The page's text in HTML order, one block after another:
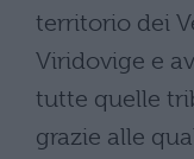
territorio dei
Viridovige e
tutte quelle
grazie alle